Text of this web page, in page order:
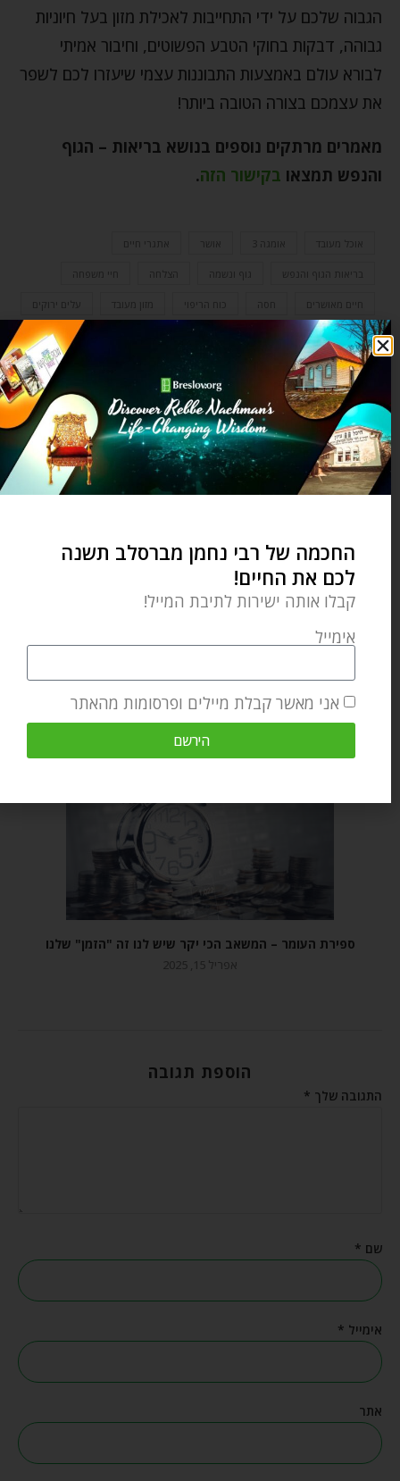
הגבוה שלכם על ידי התחייבות לאכילת מזון בעל חיוניות
גבוהה, דבקות בחוקי הטבע הפשוטים, וחיבור אמיתי
לבורא עולם באמצעות התבוננות עצמי שיעזרו לכם לשפר
את עצמכם בצורה הטובה ביותר!
מאמרים מרתקים נוספים בנושא בריאות – הגוף
והנפש תמצאו בקישור הזה.
אוכל מעובד אתגרי חיים
בריאות הגוף והנפש גוף ונשמה הצלחה חיי משפחה
חיים מאושרים מזון מעובד עלים ירוקים
עצות מעשיות רגל שבורה
תזונה נכונה
0 תגובות
מאמר הבא
מאמר קודם
ספירת העומר – המשאב הכי יקר שיש לנו זה "הזמן" שלנו
אפריל 15, 2025
הוספת תגובה
התגובה שלך*
שם*
אימייל*
אתר
החכמה של רבי נחמן מברסלב תשנה
לכם את החיים!
קבלו אותה ישירות לתיבת המייל!
אימייל
אני מאשר קבלת מיילים ופרסומות מהאתר
הירשם